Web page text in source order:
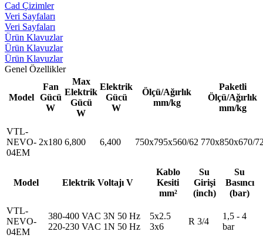
Cad Çizimler
Veri Sayfaları
Veri Sayfaları
Ürün Klavuzlar
Ürün Klavuzlar
Ürün Klavuzlar
Genel Özellikler
Model
Fan
Gücü
W
Max
Elektrik
Gücü
W
Elektrik
Gücü
W
Ölçü/Ağırlık
mm/kg
Paketli
Ölçü/Ağırlık
mm/kg
VTL-
NEVO-
04EM
2x180 6,800 6,400 750x795x560/62 770x850x670/
Model Elektrik Voltajı V
Kablo
Kesiti
mm²
Su
Girişi
(inch)
Su
Basıncı
(bar)
VTL-
NEVO-
04EM
380-400 VAC 3N 50 Hz
220-230 VAC 1N 50 Hz
5x2.5
3x6
R 3/4
1,5 - 4
bar